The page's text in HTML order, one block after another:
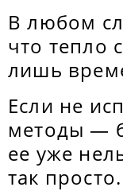
В любом
что тепло
лишь
Если не
методы —
ее уже
так просто.